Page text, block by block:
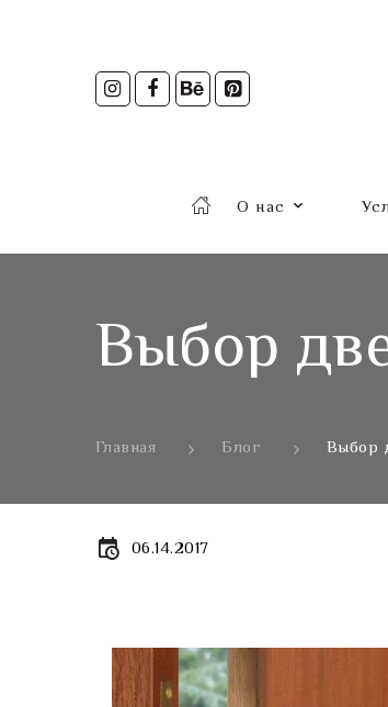
О нас
Выбор
Главная Блог Выбор
06.14.2017